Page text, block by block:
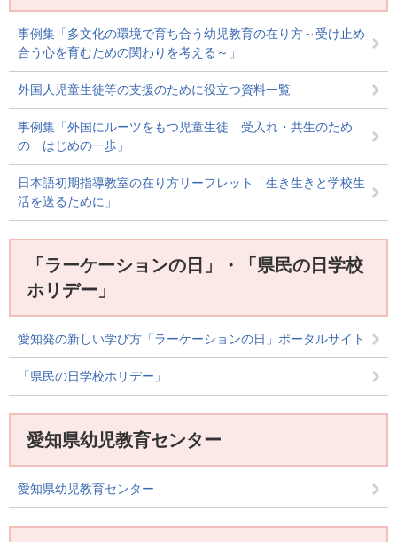
事例集「多文化の環境で育ち合う幼児教育の在り方～受け止め
合う心を育むための関わりを考える～」
外国人児童生徒等の支援のために役立つ資料一覧
事例集「外国にルーツをもつ児童生徒 受入れ・共生のため
の はじめの一歩」
日本語初期指導教室の在り方リーフレット「生き生きと学校生
活を送るために」
「ラーケーションの日」・「県民の日学校
ホリデー」
愛知発の新しい学び方「ラーケーションの日」ポータルサイト
「県民の日学校ホリデー」
愛知県幼児教育センター
愛知県幼児教育センター